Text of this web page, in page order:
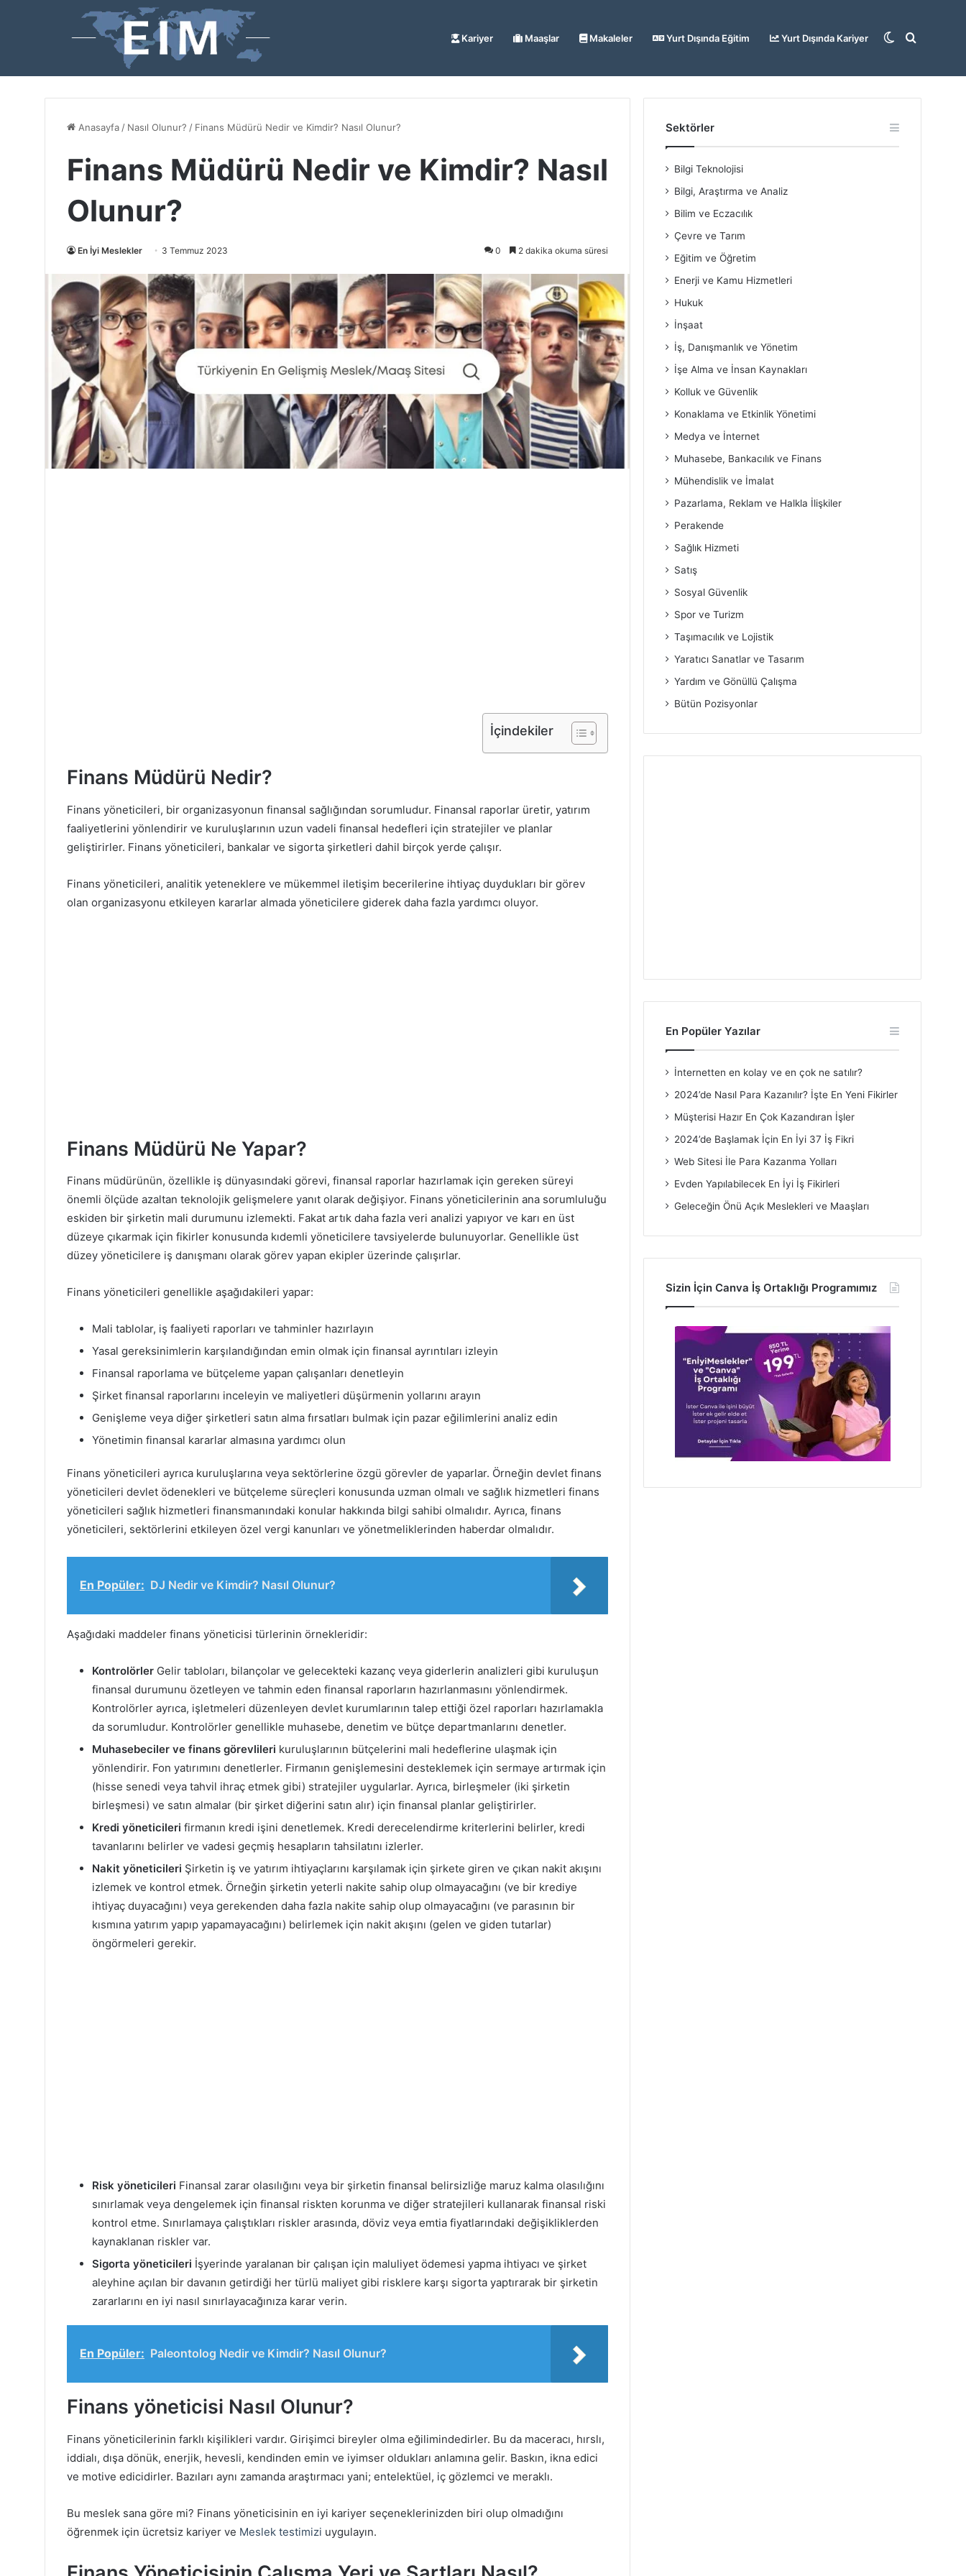
Kariyer Maaşlar Makaleler Yurt Dışında Eğitim Yurt Dışında Kariyer Arama
Dış
Anasayfa / Nasıl Olunur? / Finans Müdürü Nedir ve Kimdir? Nasıl Olunur?
Finans Müdürü Nedir ve Kimdir? Nasıl
Olunur?
En İyi Meslekler 3 Temmuz 2023 0 2 dakika okuma süresi
İçindekiler
Finans Müdürü Nedir?
Finans yöneticileri, bir organizasyonun finansal sağlığından sorumludur. Finansal raporlar üretir, yatırım
faaliyetlerini yönlendirir ve kuruluşlarının uzun vadeli finansal hedefleri için stratejiler ve planlar
geliştirirler. Finans yöneticileri, bankalar ve sigorta şirketleri dahil birçok yerde çalışır.
Finans yöneticileri, analitik yeteneklere ve mükemmel iletişim becerilerine ihtiyaç duydukları bir görev
olan organizasyonu etkileyen kararlar almada yöneticilere giderek daha fazla yardımcı oluyor.
Finans Müdürü Ne Yapar?
Finans müdürünün, özellikle iş dünyasındaki görevi, finansal raporlar hazırlamak için gereken süreyi
önemli ölçüde azaltan teknolojik gelişmelere yanıt olarak değişiyor. Finans yöneticilerinin ana sorumluluğu
eskiden bir şirketin mali durumunu izlemekti. Fakat artık daha fazla veri analizi yapıyor ve karı en üst
düzeye çıkarmak için fikirler konusunda kıdemli yöneticilere tavsiyelerde bulunuyorlar. Genellikle üst
düzey yöneticilere iş danışmanı olarak görev yapan ekipler üzerinde çalışırlar.
Finans yöneticileri genellikle aşağıdakileri yapar:
Mali tablolar, iş faaliyeti raporları ve tahminler hazırlayın
Yasal gereksinimlerin karşılandığından emin olmak için finansal ayrıntıları izleyin
Finansal raporlama ve bütçeleme yapan çalışanları denetleyin
Şirket finansal raporlarını inceleyin ve maliyetleri düşürmenin yollarını arayın
Genişleme veya diğer şirketleri satın alma fırsatları bulmak için pazar eğilimlerini analiz edin
Yönetimin finansal kararlar almasına yardımcı olun
Finans yöneticileri ayrıca kuruluşlarına veya sektörlerine özgü görevler de yaparlar. Örneğin devlet finans
yöneticileri devlet ödenekleri ve bütçeleme süreçleri konusunda uzman olmalı ve sağlık hizmetleri finans
yöneticileri sağlık hizmetleri finansmanındaki konular hakkında bilgi sahibi olmalıdır. Ayrıca, finans
yöneticileri, sektörlerini etkileyen özel vergi kanunları ve yönetmeliklerinden haberdar olmalıdır.
En Popüler: DJ Nedir ve Kimdir? Nasıl Olunur?
Aşağıdaki maddeler finans yöneticisi türlerinin örnekleridir:
Kontrolörler Gelir tabloları, bilançolar ve gelecekteki kazanç veya giderlerin analizleri gibi kuruluşun
finansal durumunu özetleyen ve tahmin eden finansal raporların hazırlanmasını yönlendirmek.
Kontrolörler ayrıca, işletmeleri düzenleyen devlet kurumlarının talep ettiği özel raporları hazırlamakla
da sorumludur. Kontrolörler genellikle muhasebe, denetim ve bütçe departmanlarını denetler.
Muhasebeciler ve finans görevlileri kuruluşlarının bütçelerini mali hedeflerine ulaşmak için
yönlendirir. Fon yatırımını denetlerler. Firmanın genişlemesini desteklemek için sermaye artırmak için
(hisse senedi veya tahvil ihraç etmek gibi) stratejiler uygularlar. Ayrıca, birleşmeler (iki şirketin
birleşmesi) ve satın almalar (bir şirket diğerini satın alır) için finansal planlar geliştirirler.
Kredi yöneticileri firmanın kredi işini denetlemek. Kredi derecelendirme kriterlerini belirler, kredi
tavanlarını belirler ve vadesi geçmiş hesapların tahsilatını izlerler.
Nakit yöneticileri Şirketin iş ve yatırım ihtiyaçlarını karşılamak için şirkete giren ve çıkan nakit akışını
izlemek ve kontrol etmek. Örneğin şirketin yeterli nakite sahip olup olmayacağını (ve bir krediye
ihtiyaç duyacağını) veya gerekenden daha fazla nakite sahip olup olmayacağını (ve parasının bir
kısmına yatırım yapıp yapamayacağını) belirlemek için nakit akışını (gelen ve giden tutarlar)
öngörmeleri gerekir.
Risk yöneticileri Finansal zarar olasılığını veya bir şirketin finansal belirsizliğe maruz kalma olasılığını
sınırlamak veya dengelemek için finansal riskten korunma ve diğer stratejileri kullanarak finansal riski
kontrol etme. Sınırlamaya çalıştıkları riskler arasında, döviz veya emtia fiyatlarındaki değişikliklerden
kaynaklanan riskler var.
Sigorta yöneticileri İşyerinde yaralanan bir çalışan için maluliyet ödemesi yapma ihtiyacı ve şirket
aleyhine açılan bir davanın getirdiği her türlü maliyet gibi risklere karşı sigorta yaptırarak bir şirketin
zararlarını en iyi nasıl sınırlayacağınıza karar verin.
En Popüler: Paleontolog Nedir ve Kimdir? Nasıl Olunur?
Finans yöneticisi Nasıl Olunur?
Finans yöneticilerinin farklı kişilikleri vardır. Girişimci bireyler olma eğilimindedirler. Bu da maceracı, hırslı,
iddialı, dışa dönük, enerjik, hevesli, kendinden emin ve iyimser oldukları anlamına gelir. Baskın, ikna edici
ve motive edicidirler. Bazıları aynı zamanda araştırmacı yani; entelektüel, iç gözlemci ve meraklı.
Bu meslek sana göre mi? Finans yöneticisinin en iyi kariyer seçeneklerinizden biri olup olmadığını
öğrenmek için ücretsiz kariyer ve Meslek testimizi uygulayın.
Sektörler
Bilgi Teknolojisi
Bilgi, Araştırma ve Analiz
Bilim ve Eczacılık
Çevre ve Tarım
Eğitim ve Öğretim
Enerji ve Kamu Hizmetleri
Hukuk
İnşaat
İş, Danışmanlık ve Yönetim
İşe Alma ve İnsan Kaynakları
Kolluk ve Güvenlik
Konaklama ve Etkinlik Yönetimi
Medya ve İnternet
Muhasebe, Bankacılık ve Finans
Mühendislik ve İmalat
Pazarlama, Reklam ve Halkla İlişkiler
Perakende
Sağlık Hizmeti
Satış
Sosyal Güvenlik
Spor ve Turizm
Taşımacılık ve Lojistik
Yaratıcı Sanatlar ve Tasarım
Yardım ve Gönüllü Çalışma
Bütün Pozisyonlar
En Popüler Yazılar
İnternetten en kolay ve en çok ne satılır?
2024’de Nasıl Para Kazanılır? İşte En Yeni Fikirler
Müşterisi Hazır En Çok Kazandıran İşler
2024’de Başlamak İçin En İyi 37 İş Fikri
Web Sitesi İle Para Kazanma Yolları
Evden Yapılabilecek En İyi İş Fikirleri
Geleceğin Önü Açık Meslekleri ve Maaşları
Sizin İçin Canva İş Ortaklığı Programımız